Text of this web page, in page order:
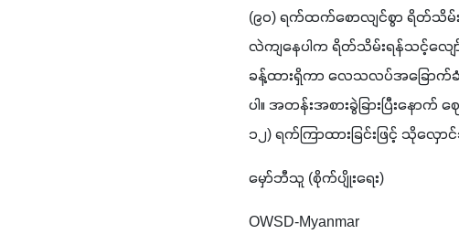
(၉၀) ရက်ထက်စောလျင်စွာ ရိတ်သိ
လဲကျနေပါက ရိတ်သိမ်းရန်သင့်လျေ
ခန့်ထားရှိကာ လေသလပ်အခြောက်
ပါ။ အတန်းအစားခွဲခြားပြီးနေ
၁၂) ရက်ကြာထားခြင်းဖြင့် သိုလှ
မှော်ဘီသူ (စိုက်ပျိုးရေး)
OWSD-Myanmar